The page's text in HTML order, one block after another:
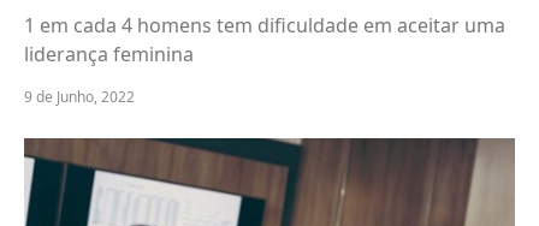
1 em cada 4 homens tem dificuldade em aceitar uma
liderança feminina
9 de Junho, 2022